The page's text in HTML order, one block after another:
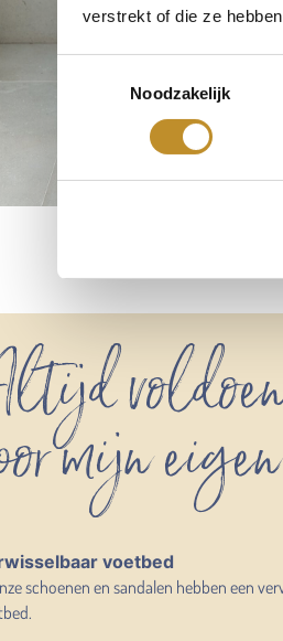
verstrekt of die ze
Noodzakelijk
mijn
voetbed
schoenen en sandalen hebben een